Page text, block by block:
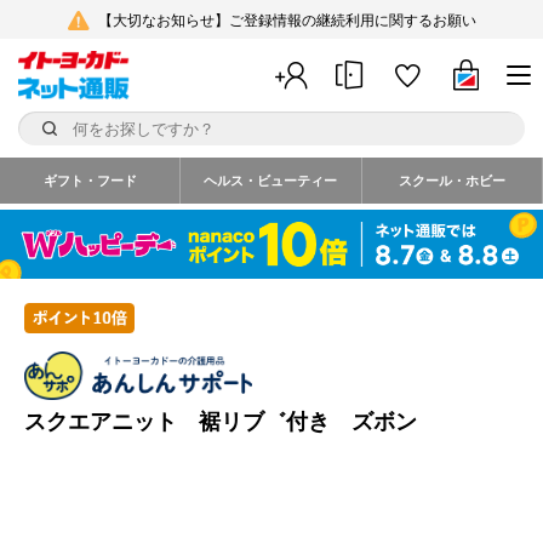
【大切なお知らせ】ご登録情報の継続利用に関するお願い
ギフト・フード ヘルス・ビューティー スクール・ホビー
スクエアニット 裾リブ゛付き ズボン